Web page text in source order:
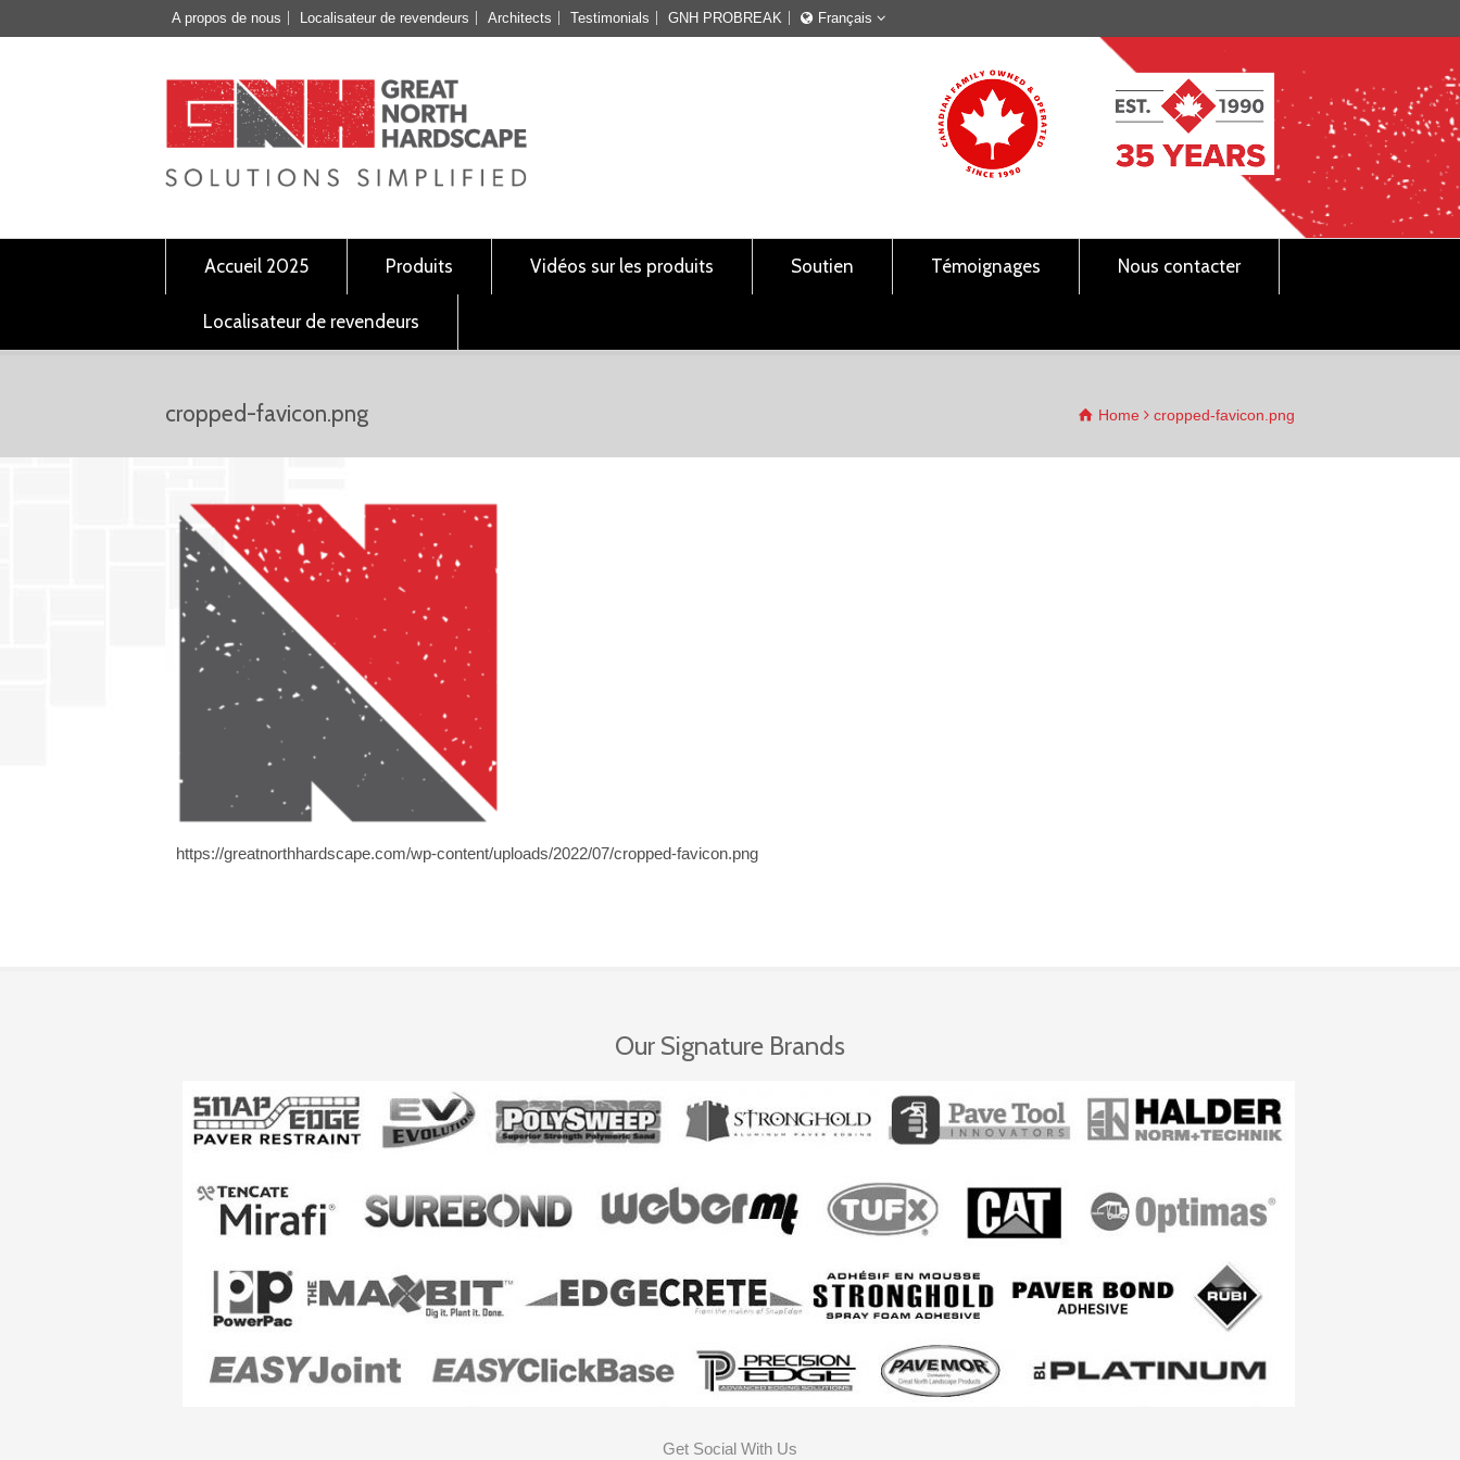
A propos de nous Localisateur de revendeurs Architects Testimonials GNH PROBREAK
Français
Accueil 2025 Produits Vidéos sur les produits Soutien Témoignages Nous contacter
Localisateur de revendeurs
cropped-favicon.png Home cropped-favicon.png
https://greatnorthhardscape.com/wp-content/uploads/2022/07/cropped-favicon.png
Our Signature Brands
Get Social With Us